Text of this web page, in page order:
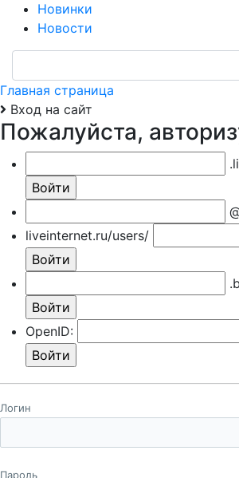
Новинки
Новости
Главная страница
Вход на сайт
Пожалуйста,
liveinternet.ru/users/
OpenID:
Логин
Пароль